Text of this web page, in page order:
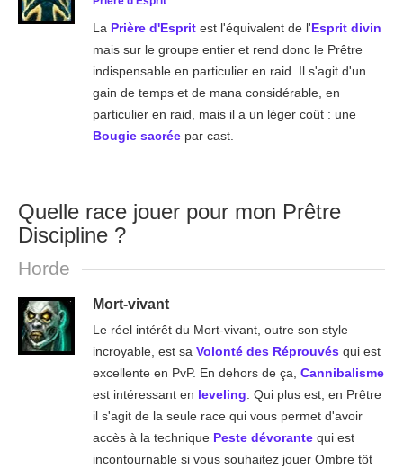
La Prière d'Esprit est l'équivalent de l'Esprit divin
mais sur le groupe entier et rend donc le Prêtre
indispensable en particulier en raid. Il s'agit d'un
gain de temps et de mana considérable, en
particulier en raid, mais il a un léger coût : une
Bougie sacrée par cast.
Quelle race jouer pour mon Prêtre
Discipline ?
Horde
Mort-vivant
Le réel intérêt du Mort-vivant, outre son style
incroyable, est saVolonté des Réprouvés qui est
excellente en PvP. En dehors de ça,Cannibalisme
est intéressant en leveling. Qui plus est, en Prêtre
il s'agit de la seule race qui vous permet d'avoir
accès à la technique Peste dévorante qui est
incontournable si vous souhaitez jouer Ombre tôt